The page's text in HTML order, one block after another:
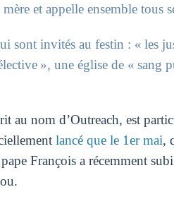
et appelle ensemble tous
sont invités au festin : « les
», une église de « sang
au nom d’Outreach, est
lancé que le 1er mai,
François a récemment